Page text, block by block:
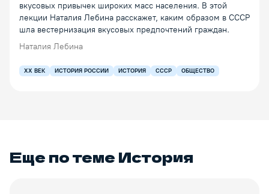
вкусовых привычек широких масс населения. В этой
лекции Наталия Лебина расскажет, каким образом в СССР
шла вестернизация вкусовых предпочтений граждан.
Наталия Лебина
XX ВЕК ИСТОРИЯ РОССИИ ИСТОРИЯ СССР ОБЩЕСТВО
Еще по теме История